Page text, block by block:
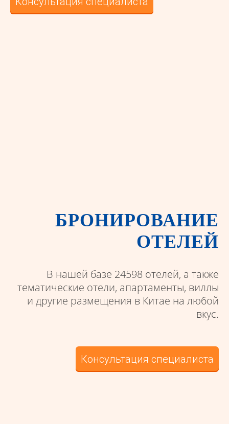
БРОНИРОВАНИЕ
ОТЕЛЕЙ
В нашей базе 24598 отелей, а также
тематические отели, апартаменты, виллы
и другие размещения в Китае на любой
вкус.
Консультация специалиста